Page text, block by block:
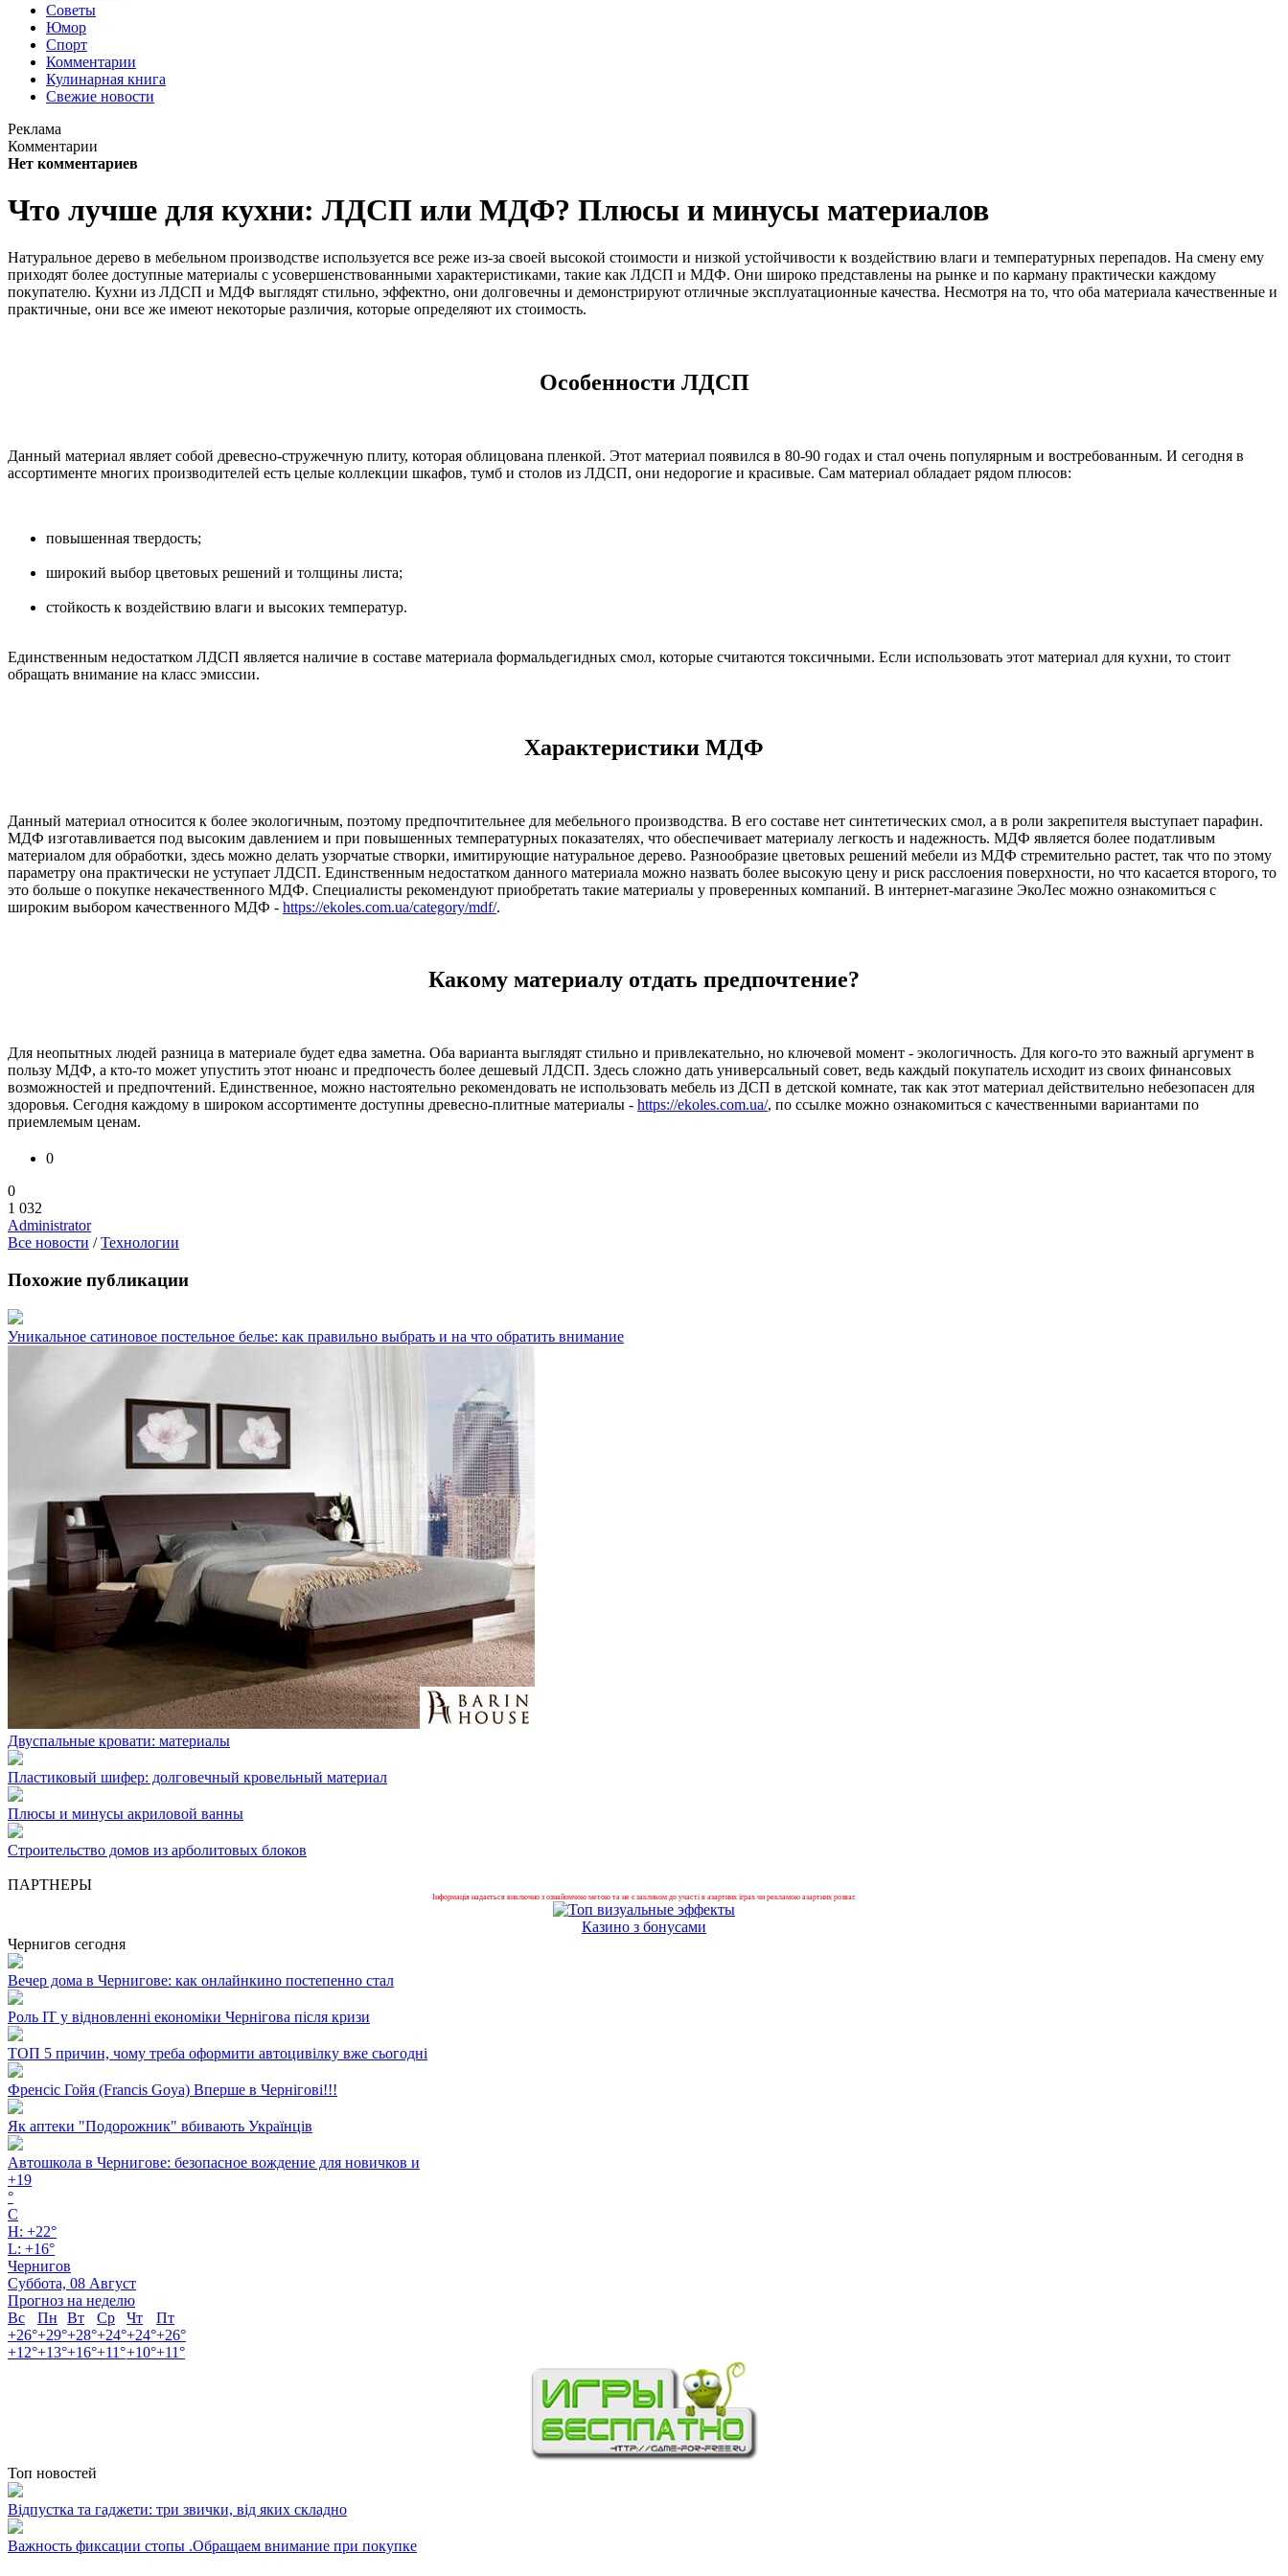
Советы
Юмор
Спорт
Комментарии
Кулинарная книга
Свежие новости
Реклама
Комментарии
Нет комментариев
Что лучше для кухни: ЛДСП или МДФ? Плюсы и минусы материалов
Натуральное дерево в мебельном производстве используется все реже из-за своей высокой стоимости и низкой устойчивости к воздействию влаги и температурных перепадов. На смену ему
приходят более доступные материалы с усовершенствованными характеристиками, такие как ЛДСП и МДФ. Они широко представлены на рынке и по карману практически каждому
покупателю. Кухни из ЛДСП и МДФ выглядят стильно, эффектно, они долговечны и демонстрируют отличные эксплуатационные качества. Несмотря на то, что оба материала качественные и
практичные, они все же имеют некоторые различия, которые определяют их стоимость.
Особенности ЛДСП
Данный материал являет собой древесно-стружечную плиту, которая облицована пленкой. Этот материал появился в 80-90 годах и стал очень популярным и востребованным. И сегодня в
ассортименте многих производителей есть целые коллекции шкафов, тумб и столов из ЛДСП, они недорогие и красивые. Сам материал обладает рядом плюсов:
повышенная твердость;
широкий выбор цветовых решений и толщины листа;
стойкость к воздействию влаги и высоких температур.
Единственным недостатком ЛДСП является наличие в составе материала формальдегидных смол, которые считаются токсичными. Если использовать этот материал для кухни, то стоит
обращать внимание на класс эмиссии.
Характеристики МДФ
Данный материал относится к более экологичным, поэтому предпочтительнее для мебельного производства. В его составе нет синтетических смол, а в роли закрепителя выступает парафин.
МДФ изготавливается под высоким давлением и при повышенных температурных показателях, что обеспечивает материалу легкость и надежность. МДФ является более податливым
материалом для обработки, здесь можно делать узорчатые створки, имитирующие натуральное дерево. Разнообразие цветовых решений мебели из МДФ стремительно растет, так что по этому
параметру она практически не уступает ЛДСП. Единственным недостатком данного материала можно назвать более высокую цену и риск расслоения поверхности, но что касается второго, то
это больше о покупке некачественного МДФ. Специалисты рекомендуют приобретать такие материалы у проверенных компаний. В интернет-магазине ЭкоЛес можно ознакомиться с
широким выбором качественного МДФ - https://ekoles.com.ua/category/mdf/.
Какому материалу отдать предпочтение?
Для неопытных людей разница в материале будет едва заметна. Оба варианта выглядят стильно и привлекательно, но ключевой момент - экологичность. Для кого-то это важный аргумент в
пользу МДФ, а кто-то может упустить этот нюанс и предпочесть более дешевый ЛДСП. Здесь сложно дать универсальный совет, ведь каждый покупатель исходит из своих финансовых
возможностей и предпочтений. Единственное, можно настоятельно рекомендовать не использовать мебель из ДСП в детской комнате, так как этот материал действительно небезопасен для
здоровья. Сегодня каждому в широком ассортименте доступны древесно-плитные материалы - https://ekoles.com.ua/, по ссылке можно ознакомиться с качественными вариантами по
приемлемым ценам.
0
0
1 032
Administrator
Все новости /Технологии
Похожие публикации
Уникальное сатиновое постельное белье: как правильно выбрать и на что обратить внимание
Двуспальные кровати: материалы
Пластиковый шифер: долговечный кровельный материал
Плюсы и минусы акриловой ванны
Строительство домов из арболитовых блоков
ПАРТНЕРЫ
Інформація надається виключно з ознайомчою метою та не є закликом до участі в азартних іграх чи рекламою азартних розваг.
Казино з бонусами
Чернигов сегодня
Вечер дома в Чернигове: как онлайнкино постепенно стал
Роль ІТ у відновленні економіки Чернігова після кризи
ТОП 5 причин, чому треба оформити автоцивілку вже сьогодні
Френсіс Гойя (Francis Goya) Вперше в Чернігові!!!
Як аптеки "Подорожник" вбивають Українців
Автошкола в Чернигове: безопасное вождение для новичков и
+19
°
C
H: +22°
L: +16°
Чернигов
Суббота, 08 Август
Прогноз на неделю
Вс
Пн Вт Ср Чт
Пт
+26°+29°+28°+24°+24°+26°
+12°+13°+16°+11°+10°+11°
Топ новостей
Відпустка та гаджети: три звички, від яких складно
Важность фиксации стопы .Обращаем внимание при покупке